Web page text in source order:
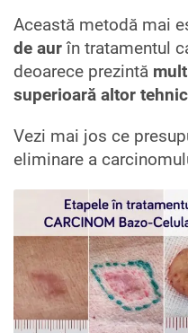
Această metodă mai
de aurîn tratamentul
deoarece prezintă
superioară altor
Vezi mai jos ce
eliminare a